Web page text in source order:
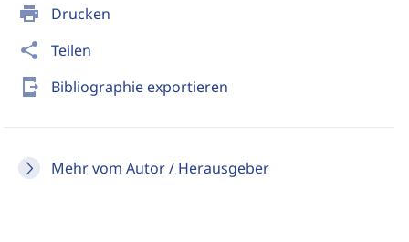
print Drucken
share Teilen
send_to_mobile Bibliographie exportieren
Mehr vom Autor / Herausgeber